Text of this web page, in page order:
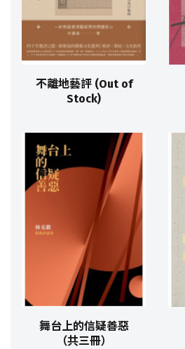
不離地藝評 (Out of
Stock)
舞台上的信疑善惡
（共三冊）